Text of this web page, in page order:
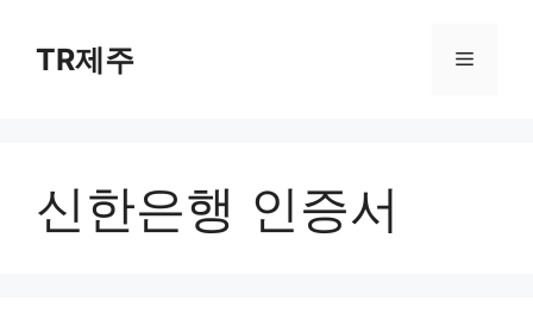
TR제주 메
신한은행 인증서